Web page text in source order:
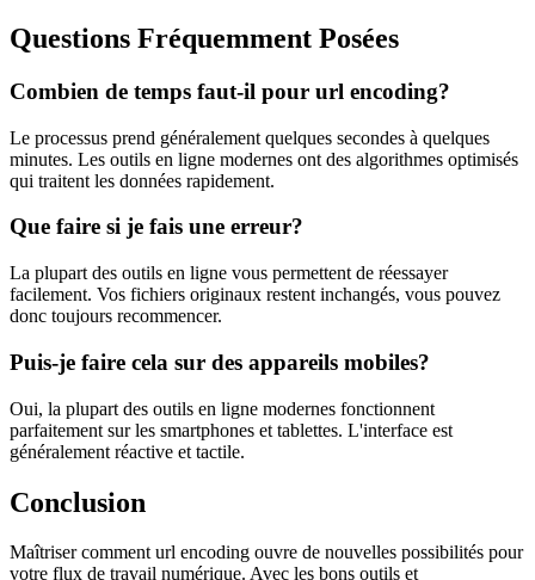
Questions Fréquemment Posées
Combien de temps faut-il pour url encoding?
Le processus prend généralement quelques secondes à quelques
minutes. Les outils en ligne modernes ont des algorithmes optimisés
qui traitent les données rapidement.
Que faire si je fais une erreur?
La plupart des outils en ligne vous permettent de réessayer
facilement. Vos fichiers originaux restent inchangés, vous pouvez
donc toujours recommencer.
Puis-je faire cela sur des appareils mobiles?
Oui, la plupart des outils en ligne modernes fonctionnent
parfaitement sur les smartphones et tablettes. L'interface est
généralement réactive et tactile.
Conclusion
Maîtriser comment url encoding ouvre de nouvelles possibilités pour
votre flux de travail numérique. Avec les bons outils et